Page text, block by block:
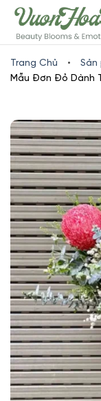
Trang Chủ • Sản
Mẫu Đơn Đỏ Dành